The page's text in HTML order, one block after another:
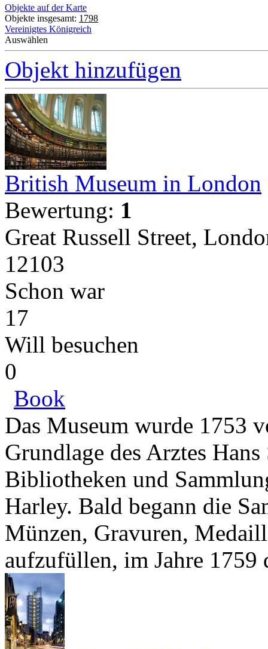
Objekte auf der Karte
Objekte insgesamt: 1798
Vereinigtes Königreich
Auswählen
Objekt hinzufügen
British Museum in London
Bewertung: 1
Great Russell Street,
12103
Schon war
17
Will besuchen
0
Book
Das Museum wurde 1753
Grundlage des Arztes
Bibliotheken und
Harley. Bald begann die
Münzen, Gravuren,
aufzufüllen, im Jahre 1759